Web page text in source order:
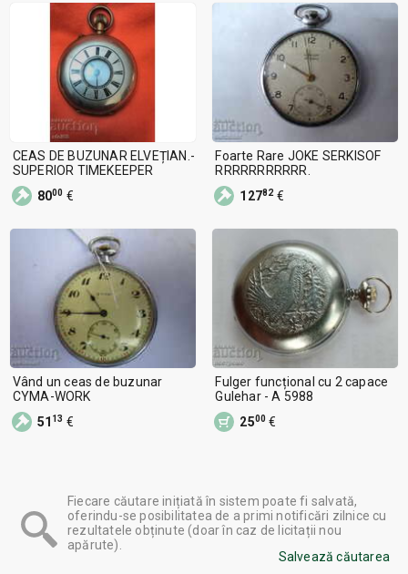
CEAS DE BUZUNAR ELVEȚIAN.-
SUPERIOR TIMEKEEPER
8000 €
Foarte Rare JOKE SERKISOF
RRRRRRRRRRR.
12782€
Vând un ceas de buzunar
CYMA-WORK
51 13 €
Fulger funcțional cu 2 capace
Gulehar - A 5988
2500 €
Fiecare căutare inițiată în sistem poate fi salvată,
oferindu-se posibilitatea de a primi notificări zilnice cu
rezultatele obținute (doar în caz de licitații nou
apărute).
Salvează căutarea